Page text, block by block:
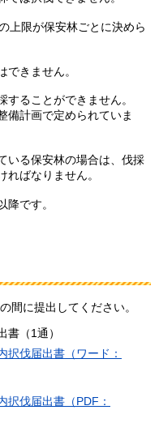
上限が保安林ごとに決めら
きません。
ることができません。
備計画で定められていま
いる保安林の場合は、伐採
ばなりません。
降です。
間に提出してください。
書（1通）
択伐届出書（ワード：
択伐届出書（PDF：